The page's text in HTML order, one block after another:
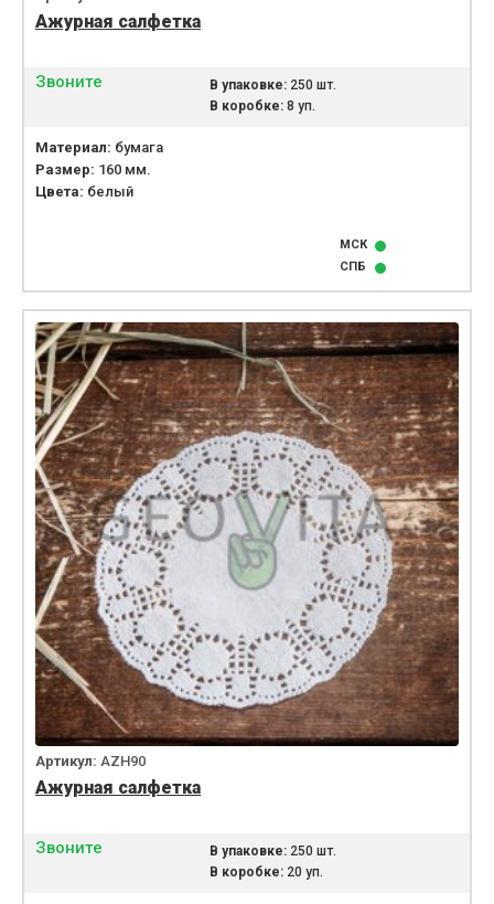
Ажурная салфетка
Звоните В упаковке:250 шт.
В коробке:8 уп.
Материал: бумага
Размер: 160 мм.
Цвета: белый
МСК
СПБ
Артикул: AZH90
Ажурная салфетка
Звоните В упаковке:250 шт.
В коробке:20 уп.